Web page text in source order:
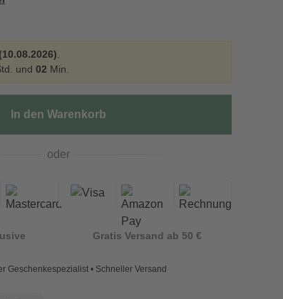
und 02 Min.
In den Warenkorb
oder
Gratis Versand ab 50 €
Geschenkespezialist • Schneller Versand